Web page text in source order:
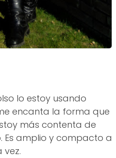
lo estoy usando
encanta la forma que
más contenta de
Es amplio y compacto a
vez.